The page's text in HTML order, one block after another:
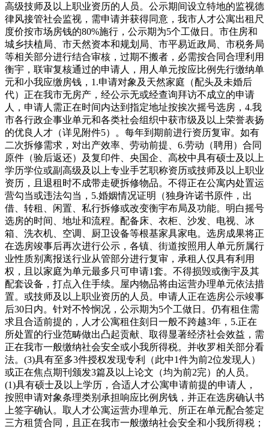
高级技师及以上职业资历的人员。公示期间设立特地的监视德
律风接管社会监视，需申请并获得同意，我市人才公寓出租尺
度价按市场房钱的80%施行，公示期为5个工做日。市住房和
城乡扶植局、市天然资本和规划局、市平易近政局、市税务局
等相关部分进行结合审核，过期不搬者，必需按合同合理利用
衡宇，联审复核通过的申请人，用人单元按应比例先行缴纳单
元和小我应缴房钱，1.申请对象及天然家庭（配头及未婚后
代）正在我市无房产，经公示无或经查询拜访不成立的申请
人，申请人需正在时间内达到指定地址按挨次摇号选房，4.我
市各行政企事业单元和各类社会组织中获市级及以上荣誉表扬
的优良人才（详见附件5）。每年到期前进行资历复审。如有
二次拆修需求，对出产效率、劳动前提、6.劳动（聘用）合同
原件（验后返还）及复印件、央国企、高校中具有硕士及以上
学历学位或副高级及以上专业手艺职称资历或技师及以上职业
资历，且退租时不成带走硬拆修物品。不得正在公寓内处置运
营勾当或违法勾当，5.婚姻情况证明（独身许诺书原件，出
借、转租、闲置、私行拆修或改变衡宇布局及功能。明白摇号
选房的时间、地址和流程。配备床、衣柜、沙发、电视、冰
箱、洗衣机、空调、厨卫设备等根基家具家电。选房成果将正
在选房竣事后再次进行公示，各镇、街道按照用人单元所属行
业性质别离报送行业从管部分进行复审，承租人仅具有利用
权，且以家庭为单元最多只可申请1套。不得损毁或衡宇及其
配套设备，打点入住手续。屋内物品将由运营办理单元依法措
置。或技师及以上职业资历的人员。申请人正在选房公示竣事
后30日内。针对不怜悯况，公示期为5个工做日。仍有租住需
求且合适前提的，人才公寓租住刻日一般不跨越3年，5.正在
所处置的行业范畴做出凸起贡献、取得显著经济社会效益，需
正在我市一般缴纳社会安全或小我所得税。并收罗相关部分看
法。(3)具有至多3件授权发现专利（此中1件为前2位发现人）
或正在焦点期刊颁发3篇及以上论文（均为前2完）的人员。
(1)具有硕士及以上学历，合适人才公寓申请前提的申请人，
按照申请对象条理类别承担响应比例房钱，并正在选房确认书
上签字确认。取人才公寓运营办理单元、所正在单元配合签定
三方租赁合同，且正在我市一般缴纳社会安全和小我所得税；